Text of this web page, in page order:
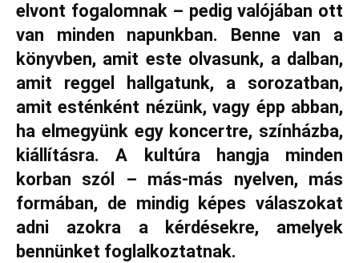
elvont fogalomnak – pedig valójában ott
van minden napunkban. Benne van a
könyvben, amit este olvasunk, a dalban,
amit reggel hallgatunk, a sorozatban,
amit esténként nézünk, vagy épp abban,
ha elmegyünk egy koncertre, színházba,
kiállításra. A kultúra hangja minden
korban szól – más-más nyelven, más
formában, de mindig képes válaszokat
adni azokra a kérdésekre, amelyek
bennünket foglalkoztatnak.